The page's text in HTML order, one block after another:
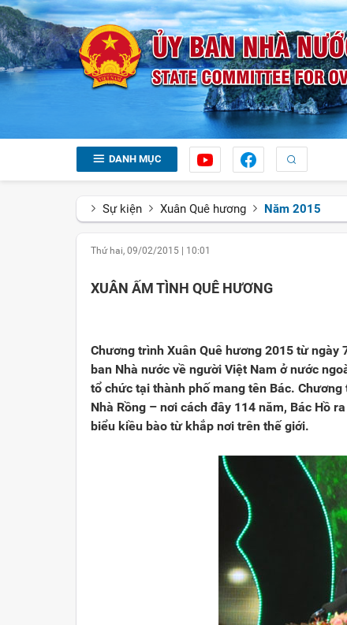
DANH MỤC
Sự kiện Xuân Quê hương Năm 2015
Thứ hai, 09/02/2015 10:01
XUÂN ẤM TÌNH QUÊ HƯƠNG
Chương trình Xuân Quê hương 2015 từ ngày
ban Nhà nước về người Việt Nam ở nước
tổ chức tại thành phố mang tên Bác.
Nhà Rồng – nơi cách đây 114 năm, Bác Hồ
biểu kiều bào từ khắp nơi trên thế giới.